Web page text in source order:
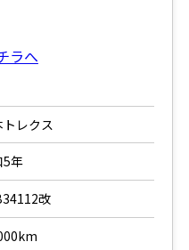
ラへ
トレクス
5年
改